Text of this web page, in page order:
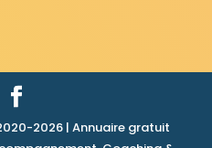
2026 | Annuaire gratuit